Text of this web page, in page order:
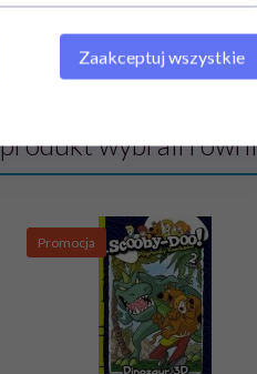
8,99 PLN
CENA KATALOGOWA:8.99
wybrali
Promocja
Zaakceptuj wszystkie